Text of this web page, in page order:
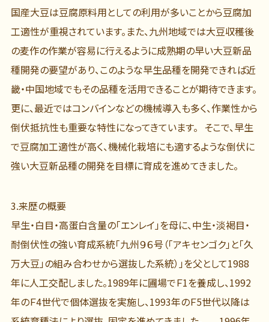
国産大豆は豆腐原料用としての利用が多いことから豆腐加
工適性が重視されています。また、九州地域では大豆収穫後
の麦作の作業が容易に行えるように成熟期の早い大豆新品
種開発の要望があり、このような早生品種を開発できれば近
畿・中国地域でもその品種を活用できることが期待できます。
更に、最近ではコンバインなどの機械導入も多く、作業性から
倒伏抵抗性も重要な特性になってきています。 そこで、早生
で豆腐加工適性が高く、機械化栽培にも適するような倒伏に
強い大豆新品種の開発を目標に育成を進めてきました。
3.来歴の概要
早生・白目・高蛋白含量の「エンレイ」を母に、中生・淡褐目・
耐倒伏性の強い育成系統「九州９６号（「アキセンゴク」と「久
万大豆」の組み合わせから選抜した系統）」を父として1988
年に人工交配しました。1989年に圃場でＦ1を養成し、1992
年のＦ4世代で個体選抜を実施し、1993年のＦ5世代以降は